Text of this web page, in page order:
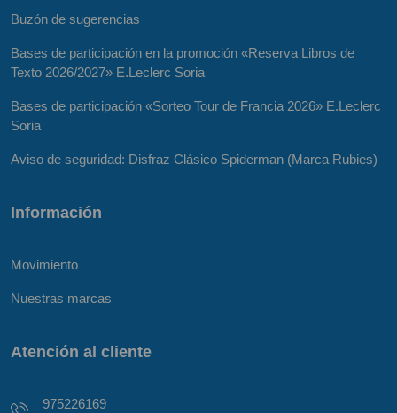
Buzón de sugerencias
Bases de participación en la promoción «Reserva Libros de
Texto 2026/2027» E.Leclerc Soria
Bases de participación «Sorteo Tour de Francia 2026» E.Leclerc
Soria
Aviso de seguridad: Disfraz Clásico Spiderman (Marca Rubies)
Información
Movimiento
Nuestras marcas
Atención al cliente
975226169